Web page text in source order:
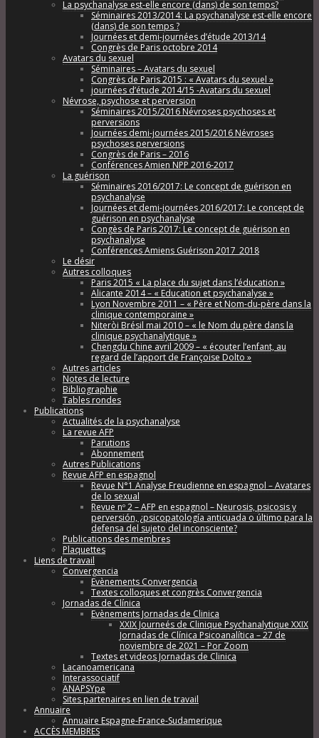
La psychanalyse est-elle encore (dans) de son temps?
Séminaires 2013/2014: La psychanalyse est-elle encore
(dans) de son temps ?
Journées et demi-journées d’étude 2013/14
Congrès de Paris octobre 2014
Avatars du sexuel
Séminaires – Avatars du sexuel
Congrès de Paris 2015 : « Avatars du sexuel »
journées d’étude 2014/15 -Avatars du sexuel
Névrose, psychose et perversion
Séminaires 2015/2016 Névroses psychoses et
perversions
Journées demi-journées 2015/2016 Névroses
psychoses perversions
Congrès de Paris – 2016
Conférences Amien NPP 2016-2017
La guérison
Séminaires 2016/2017: Le concept de guérison en
psychanalyse
Journées et demi-journées 2016/2017: Le concept de
guérison en psychanalyse
Congès de Paris 2017: Le concept de guérison en
psychanalyse
Conférences Amiens Guérison 2017_2018
Le désir
Autres colloques
Paris 2015 « La place du sujet dans l’éducation »
Alicante 2014 – « Education et psychanalyse »
Lyon Novembre 2011 – « Père et Nom-du-père dans la
clinique contemporaine »
Niteròi Brésil mai 2010 – « le Nom du père dans la
clinique psychanalytique »
Chengdu Chine avril 2009 – « écouter l’enfant, au
regard de l’apport de Françoise Dolto »
Autres articles
Notes de lecture
Bibliographie
Tables rondes
Publications
Actualités de la psychanalyse
La revue AFP
Parutions
Abonnement
Autres Publications
Revue AFP en espagnol
Revue N°1 Analyse Freudienne en espagnol – Avatares
de lo sexual
Revue nº 2 – AFP en espagnol – Neurosis, psicosis y
perversión, ¿psicopatología anticuada o último para la
defensa del sujeto del inconsciente?
Publications des membres
Plaquettes
Liens de travail
Convergencia
Evènements Convergencia
Textes colloques et congrès Convergencia
Jornadas de Clínica
Evènements Jornadas de Clinica
XXIX Journeés de Clinique Psychanalytique XXIX
Jornadas de Clínica Psicoanalítica – 27 de
noviembre de 2021 – Por Zoom
Textes et videos Jornadas de Clinica
Lacanoamericana
Interassociatif
ANAPSYpe
Sites partenaires en lien de travail
Annuaire
Annuaire Espagne-France-Sudamerique
ACCÈS MEMBRES